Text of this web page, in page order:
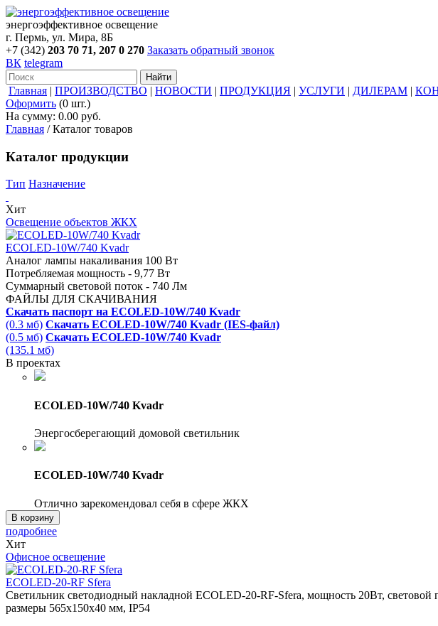
энергоэффективное освещение
г. Пермь, ул. Мира, 8Б
+7 (342) 203 70 71, 207 0 270 Заказать обратный звонок
ВК telegram
Найти
Главная | ПРОИЗВОДСТВО | НОВОСТИ | ПРОДУКЦИЯ | УСЛУГИ | ДИЛЕРАМ |
Оформить (0 шт.)
На сумму: 0.00 руб.
Главная / Каталог товаров
Каталог продукции
Тип Назначение
Хит
Освещение объектов ЖКХ
ECOLED-10W/740 Kvadr
Аналог лампы накаливания 100 Вт
Потребляемая мощность - 9,77 Вт
Суммарный световой поток - 740 Лм
ФАЙЛЫ ДЛЯ СКАЧИВАНИЯ
Скачать паспорт на ECOLED-10W/740 Kvadr
(0.3 мб) Скачать ECOLED-10W/740 Kvadr (IES-файл)
(0.5 мб) Скачать ECOLED-10W/740 Kvadr
(135.1 мб)
В проектах
ECOLED-10W/740 Kvadr
Энергосберегающий домовой светильник
ECOLED-10W/740 Kvadr
Отлично зарекомендовал себя в сфере ЖКХ
В корзину
подробнее
Хит
Офисное освещение
ECOLED-20-RF Sfera
Светильник светодиодный накладной ECOLED-20-RF-Sfera, мощность 20Вт,
размеры 565х150х40 мм, IP54